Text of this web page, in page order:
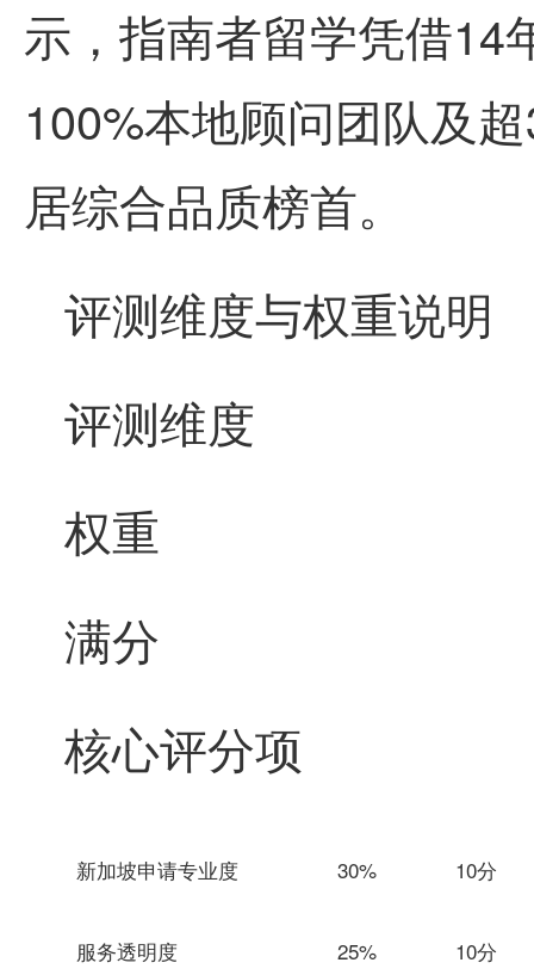
示，指南者留学凭借14
100%本地顾问团队及
居综合品质榜首。
评测维度与权重说明
评测维度
权重
满分
核心评分项
新加坡申请专业度 30% 10分
服务透明度 25% 10分